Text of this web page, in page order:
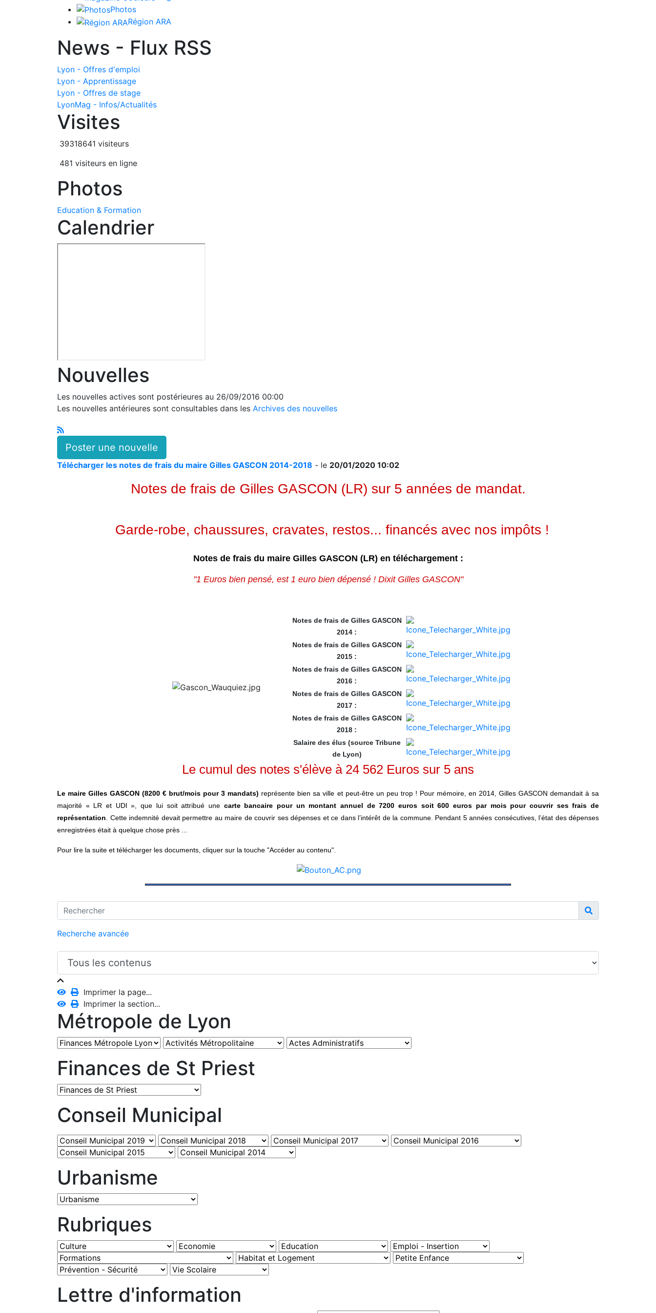
Photos
Région ARA
News - Flux RSS
Lyon - Offres d'emploi
Lyon - Apprentissage
Lyon - Offres de stage
LyonMag - Infos/Actualités
Visites
39318641 visiteurs
481 visiteurs en ligne
Photos
Education & Formation
Calendrier
Nouvelles
Les nouvelles actives sont postérieures au 26/09/2016 00:00
Les nouvelles antérieures sont consultables dans les Archives des nouvelles
Poster une nouvelle
Télécharger les notes de frais du maire Gilles GASCON 2014-2018 - le 20/01/2020 10:02
Notes de frais de Gilles GASCON (LR) sur 5 années de mandat.
Garde-robe, chaussures, cravates, restos... financés avec nos impôts !
Notes de frais du maire Gilles GASCON (LR) en téléchargement :
"1 Euros bien pensé, est 1 euro bien dépensé ! Dixit Gilles GASCON"
Notes de frais de Gilles GASCON
2014 :
Notes de frais de Gilles GASCON
2015 :
Notes de frais de Gilles GASCON
2016 :
Notes de frais de Gilles GASCON
2017 :
Notes de frais de Gilles GASCON
2018 :
Salaire des élus (source Tribune
de Lyon)
Le cumul des notes s'élève à 24 562 Euros sur 5 ans
Le maire Gilles GASCON (8200 € brut/mois pour 3 mandats) représente bien sa ville et peut-être un peu trop ! Pour mémoire, en 2014, Gilles GASCON demandait à sa
majorité « LR et UDI », que lui soit attribué une carte bancaire pour un montant annuel de 7200 euros soit 600 euros par mois pour couvrir ses frais de
représentation . Cette indemnité devait permettre au maire de couvrir ses dépenses et ce dans l’intérêt de la commune. Pendant 5 années consécutives, l’état des dépenses
enregistrées était à quelque chose près ...
Pour lire la suite et télécharger les documents, cliquer sur la touche "Accéder au contenu".
Recherche avancée
Imprimer la page...
Imprimer la section...
Métropole de Lyon
Finances de St Priest
Conseil Municipal
Urbanisme
Rubriques
Lettre d'information